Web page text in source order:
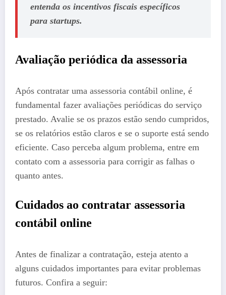
entenda os incentivos fiscais específicos
para startups.
Avaliação periódica da assessoria
Após contratar uma assessoria contábil online, é
fundamental fazer avaliações periódicas do serviço
prestado. Avalie se os prazos estão sendo cumpridos,
se os relatórios estão claros e se o suporte está sendo
eficiente. Caso perceba algum problema, entre em
contato com a assessoria para corrigir as falhas o
quanto antes.
Cuidados ao contratar assessoria
contábil online
Antes de finalizar a contratação, esteja atento a
alguns cuidados importantes para evitar problemas
futuros. Confira a seguir: